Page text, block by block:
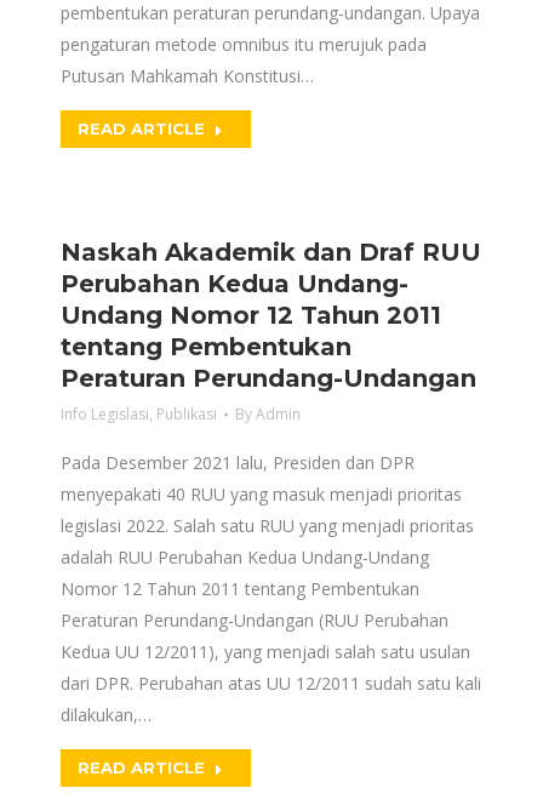
pembentukan peraturan perundang-undangan. Upaya
pengaturan metode omnibus itu merujuk pada
Putusan Mahkamah Konstitusi…
READ ARTICLE
Naskah Akademik dan Draf RUU
Perubahan Kedua Undang-
Undang Nomor 12 Tahun 2011
tentang Pembentukan
Peraturan Perundang-Undangan
Info Legislasi, Publikasi ByAdmin
Pada Desember 2021 lalu, Presiden dan DPR
menyepakati 40 RUU yang masuk menjadi prioritas
legislasi 2022. Salah satu RUU yang menjadi prioritas
adalah RUU Perubahan Kedua Undang-Undang
Nomor 12 Tahun 2011 tentang Pembentukan
Peraturan Perundang-Undangan (RUU Perubahan
Kedua UU 12/2011), yang menjadi salah satu usulan
dari DPR. Perubahan atas UU 12/2011 sudah satu kali
dilakukan,…
READ ARTICLE